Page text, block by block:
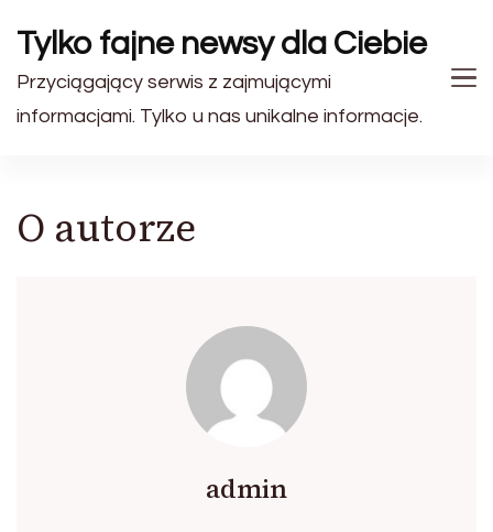
Tylko fajne newsy dla Ciebie
Przyciągający serwis z zajmującymi
informacjami. Tylko u nas unikalne informacje.
O autorze
admin